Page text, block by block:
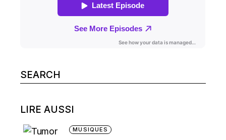
Search
for:
LIRE AUSSI
MUSIQUES